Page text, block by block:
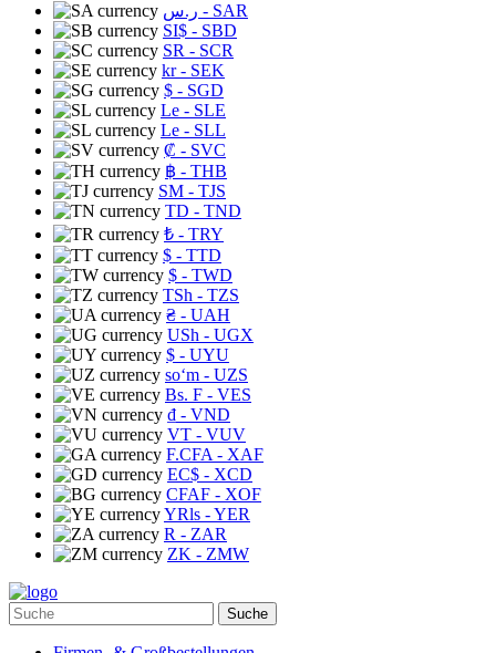
ر.س - SAR
SI$ - SBD
SR - SCR
kr- SEK
$ - SGD
Le - SLE
Le - SLL
₡ - SVC
฿ - THB
ЅМ - TJS
TD - TND
₺ - TRY
$ - TTD
$ - TWD
TSh - TZS
₴ - UAH
USh - UGX
$ - UYU
soʻm - UZS
Bs. F - VES
₫ - VND
VT - VUV
F.CFA - XAF
EC$ - XCD
CFAF - XOF
YRls - YER
R - ZAR
ZK - ZMW
Suche